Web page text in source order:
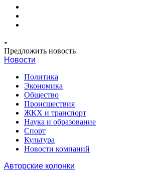
Предложить новость
Новости
Политика
Экономика
Общество
Происшествия
ЖКХ и транспорт
Наука и образование
Спорт
Культура
Новости компаний
Авторские колонки